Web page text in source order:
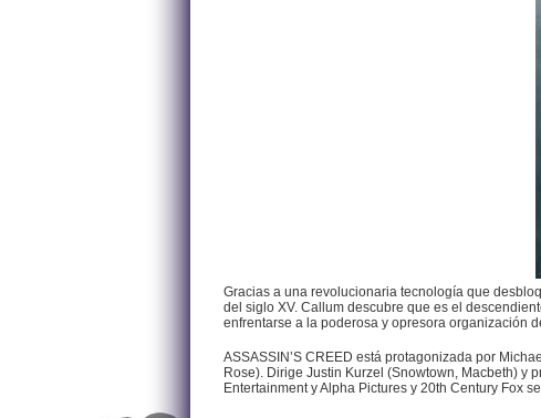
Gracias a una revolucionaria tecnología que
del siglo XV. Callum descubre que es el
enfrentarse a la poderosa y opresora organización
ASSASSIN’S CREED está protagonizada por
Rose). Dirige Justin Kurzel (Snowtown, Macbeth) y
Entertainment y Alpha Pictures y 20th Century Fox